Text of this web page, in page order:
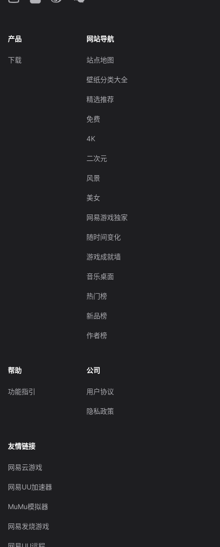
产品
下载
网站导航
站点地图
壁纸分类大全
精选推荐
免费
4K
二次元
风景
美女
网易游戏独家
随时间变化
游戏成就墙
音乐桌面
热门榜
新品榜
作者榜
帮助
功能指引
公司
用户协议
隐私政策
友情链接
网易云游戏
网易UU加速器
MuMu模拟器
网易发烧游戏